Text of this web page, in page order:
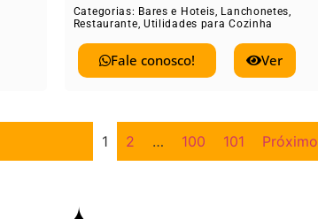
Categorias: Bares e Hoteis, Lanchonetes,
Restaurante, Utilidades para Cozinha
Fale conosco! Ver
1 2 … 100 101 Próximo